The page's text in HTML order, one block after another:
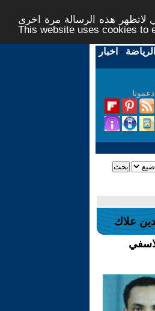
هذه الرسالة مرة اخرى -
This website uses cookies to
- اخبار
علاك